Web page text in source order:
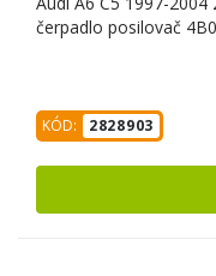
čerpadlo posilovač
KÓD: 2828903